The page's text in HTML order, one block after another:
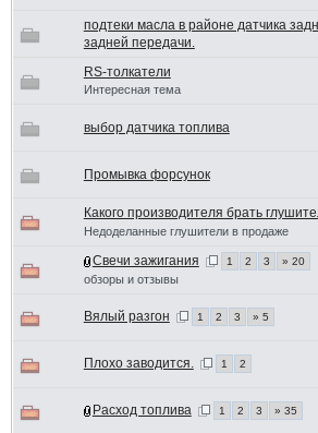
подтеки масла в районе датчика
задней передачи.
RS-толкатели
Интересная тема
выбор датчика топлива
Промывка форсунок
Какого производителя брать
Недоделанные глушители в продаже
Свечи зажигания 1 2 3 » 20
обзоры и отзывы
Вялый разгон 1 2 3 » 5
Плохо заводится. 1 2
Расход топлива 1 2 3 » 35